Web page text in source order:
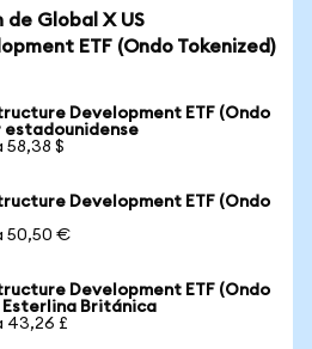
de Global X US
ETF (Ondo Tokenized)
Development ETF (Ondo
estadounidense
58,38 $
Development ETF (Ondo
50,50 €
Development ETF (Ondo
Esterlina Británica
43,26 £